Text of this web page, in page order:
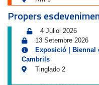
Propers
4 Juliol 2026
13 Setembre 2026
Exposició | Biennal
Cambrils
Tinglado 2